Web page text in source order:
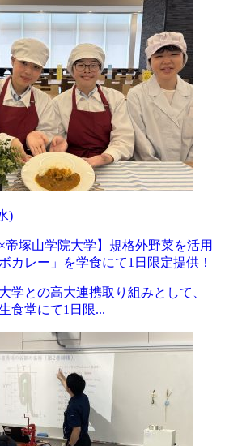
)
帝塚山学院大学】規格外野菜を活用
カレー」を学食にて1日限定提供！
学との高大連携取り組みとして、
食堂にて1日限...